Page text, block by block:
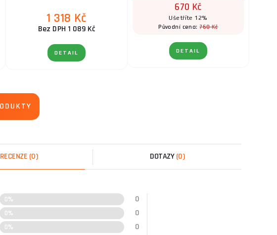
1 318 Kč
Bez DPH 1 089 Kč
DETAIL
670 Kč
Ušetříte 12%
Původní cena:760 Kč
DETAIL
RECENZE (0) DOTAZY (0)
0% 0
0% 0
0% 0